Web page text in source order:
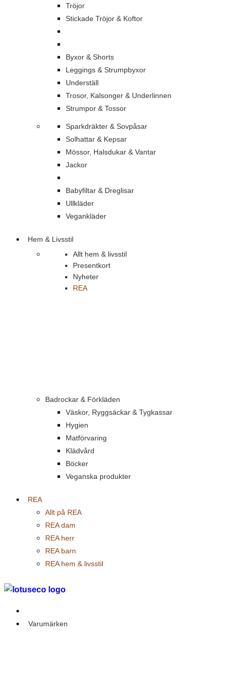
Tröjor
Stickade Tröjor & Koftor
Byxor & Shorts
Leggings & Strumpbyxor
Underställ
Trosor, Kalsonger & Underlinnen
Strumpor & Tossor
Sparkdräkter & Sovpåsar
Solhattar & Kepsar
Mössor, Halsdukar & Vantar
Jackor
Babyfiltar & Dreglisar
Ullkläder
Vegankläder
Hem & Livsstil
Allt hem & livsstil
Presentkort
Nyheter
REA
Badrockar & Förkläden
Väskor, Ryggsäckar & Tygkassar
Hygien
Matförvaring
Klädvård
Böcker
Veganska produkter
REA
Allt på REA
REA dam
REA herr
REA barn
REA hem & livsstil
Varumärken